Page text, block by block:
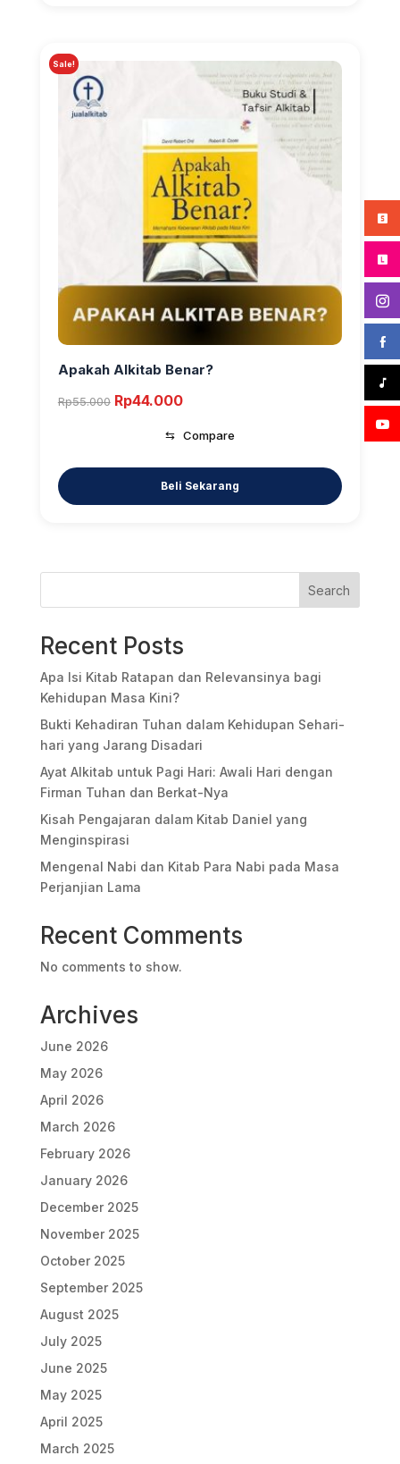
Sale!
Apakah Alkitab Benar?
Rp55.000 Original
Rp55.000.
Rp44.000Current
Rp44.000.
⇆ Compare
Search
Recent Posts
Apa Isi Kitab Ratapan dan Relevansinya bagi
Kehidupan Masa Kini?
Bukti Kehadiran Tuhan dalam Kehidupan Sehari-
hari yang Jarang Disadari
Ayat Alkitab untuk Pagi Hari: Awali Hari dengan
Firman Tuhan dan Berkat-Nya
Kisah Pengajaran dalam Kitab Daniel yang
Menginspirasi
Mengenal Nabi dan Kitab Para Nabi pada Masa
Perjanjian Lama
Recent Comments
No comments to show.
Archives
June 2026
May 2026
April 2026
March 2026
February 2026
January 2026
December 2025
November 2025
October 2025
September 2025
August 2025
July 2025
June 2025
May 2025
April 2025
March 2025